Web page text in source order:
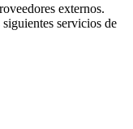
externos.
servicios de